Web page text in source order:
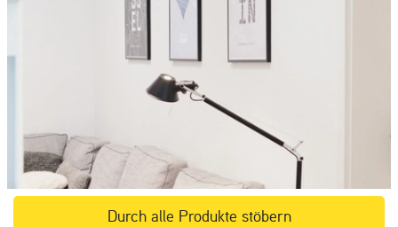
Durch alle Produkte stöbern